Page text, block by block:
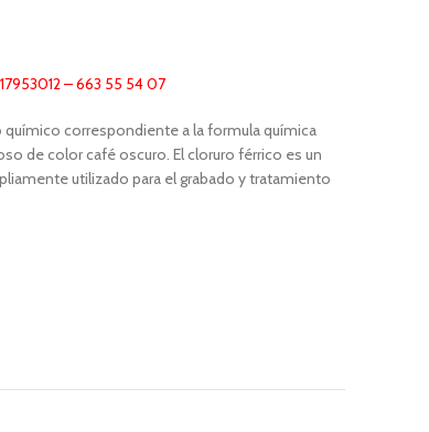
– 663 55 54 07
correspondiente a la formula química
de color café oscuro. El cloruro férrico es un
utilizado para el grabado y tratamiento